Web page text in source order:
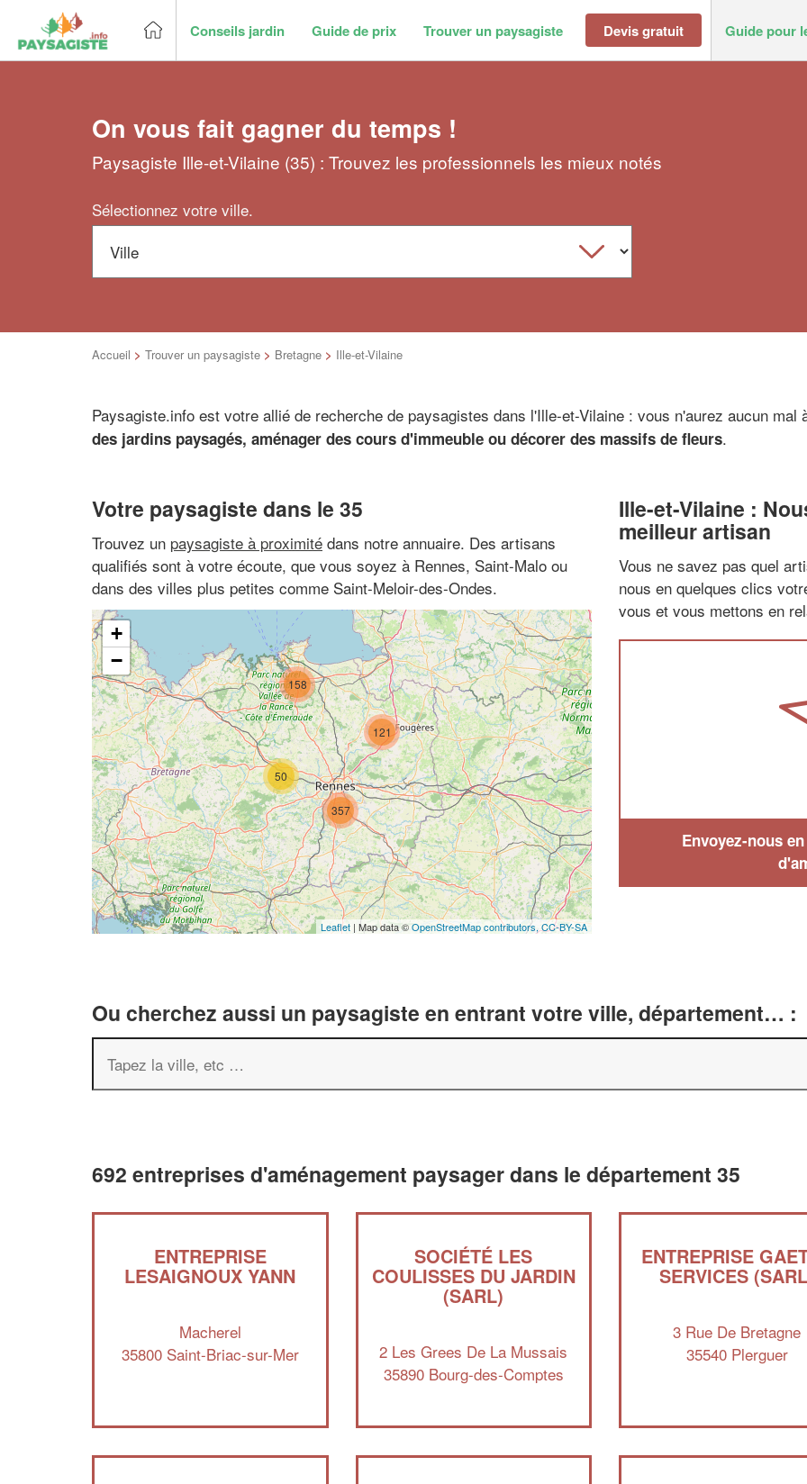
Conseils jardin Guide de prix Trouver un paysagiste Devis gratuit Guide pour
On vous fait gagner du temps !
Paysagiste Ille-et-Vilaine (35) : Trouvez les professionnels les mieux notés
Sélectionnez votre ville.
Accueil > Trouver un paysagiste > Bretagne > Ille-et-Vilaine
Paysagiste.info est votre allié de recherche de paysagistes dans l'Ille-et-Vilaine : vous n'aurez aucun mal
des jardins paysagés, aménager des cours d'immeuble ou décorer des massifs de fleurs.
Votre paysagiste dans le 35
Trouvez un paysagiste à proximité dans notre annuaire. Des artisans
qualifiés sont à votre écoute, que vous soyez à Rennes, Saint-Malo ou
dans des villes plus petites comme Saint-Meloir-des-Ondes.
158
121
50
357
+
−
Leaflet | Map data ©OpenStreetMap contributors,CC-BY-SA
Ille-et-Vilaine :
meilleur artisan
Vous ne savez pas quel
nous en quelques clics
vous et vous mettons en
Envoyez-nous
Ou cherchez aussi un paysagiste en entrant votre ville, département… :
692 entreprises d'aménagement paysager dans le département 35
ENTREPRISE
LESAIGNOUX YANN
Macherel
35800 Saint-Briac-sur-Mer
SOCIÉTÉ LES
COULISSES DU JARDIN
(SARL)
2 Les Grees De La Mussais
35890 Bourg-des-Comptes
ENTREPRISE
SERVICES
3 Rue De Bretagne
35540 Plerguer